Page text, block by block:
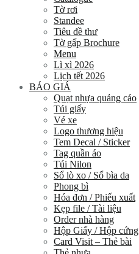
Tờ rơi
Standee
Tiêu đề thư
Tờ gấp Brochure
Menu
Lì xì 2026
Lịch tết 2026
BÁO GIÁ
Quạt nhựa quảng cáo
Túi giấy
Vé xe
Logo thương hiệu
Tem Decal / Sticker
Tag quần áo
Túi Nilon
Sổ lò xo / Sổ bìa da
Phong bì
Hóa đơn / Phiếu xuất
Kẹp file / Tài liệu
Order nhà hàng
Hộp Giấy / Hộp cứng
Card Visit – Thẻ bài